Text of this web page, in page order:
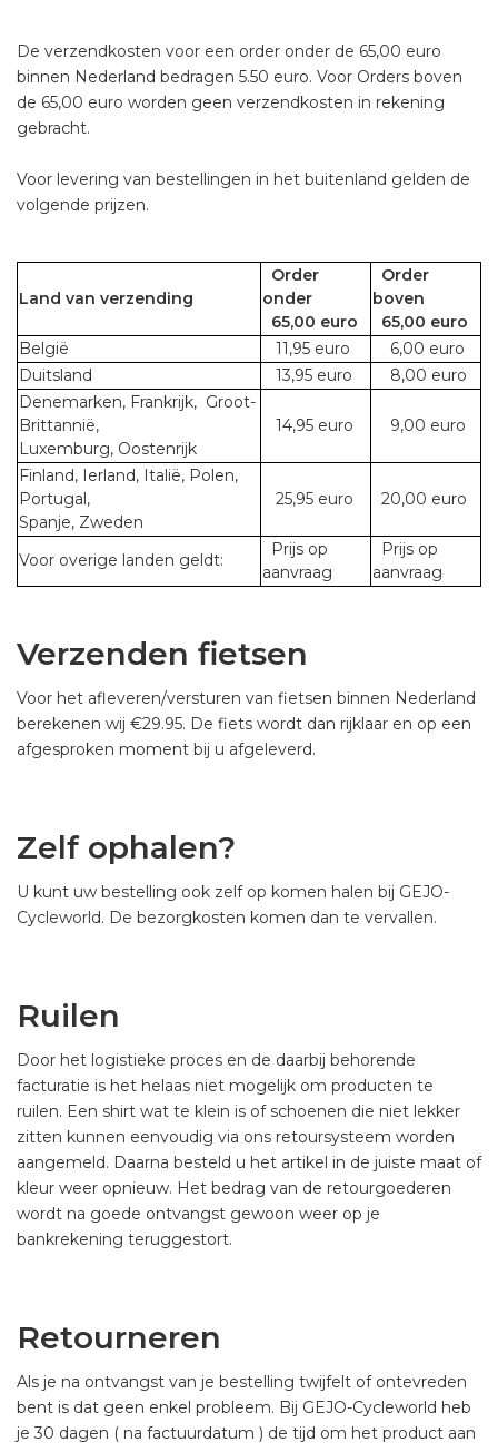
De verzendkosten voor een order onder de 65,00 euro
binnen Nederland bedragen 5.50 euro. Voor Orders boven
de 65,00 euro worden geen verzendkosten in rekening
gebracht.
Voor levering van bestellingen in het buitenland gelden de
volgende prijzen.
Land van verzending
Order
onder
65,00 euro
Order
boven
65,00 euro
België
11,95 euro
6,00 euro
Duitsland
13,95 euro
8,00 euro
Denemarken, Frankrijk, Groot-
Brittannië,
Luxemburg, Oostenrijk
14,95 euro 9,00 euro
Finland, Ierland, Italië, Polen,
Portugal,
Spanje, Zweden
25,95 euro 20,00 euro
Voor overige landen geldt:
Prijs op
aanvraag
Prijs op
aanvraag
Verzenden fietsen
Voor het afleveren/versturen van fietsen binnen Nederland
berekenen wij €29.95. De fiets wordt dan rijklaar en op een
afgesproken moment bij u afgeleverd.
Zelf ophalen?
U kunt uw bestelling ook zelf op komen halen bij GEJO-
Cycleworld. De bezorgkosten komen dan te vervallen.
Ruilen
Door het logistieke proces en de daarbij behorende
facturatie is het helaas niet mogelijk om producten te
ruilen. Een shirt wat te klein is of schoenen die niet lekker
zitten kunnen eenvoudig via ons retoursysteem worden
aangemeld. Daarna besteld u het artikel in de juiste maat of
kleur weer opnieuw. Het bedrag van de retourgoederen
wordt na goede ontvangst gewoon weer op je
bankrekening teruggestort.
Retourneren
Als je na ontvangst van je bestelling twijfelt of ontevreden
bent is dat geen enkel probleem. Bij GEJO-Cycleworld heb
je 30 dagen ( na factuurdatum ) de tijd om het product aan